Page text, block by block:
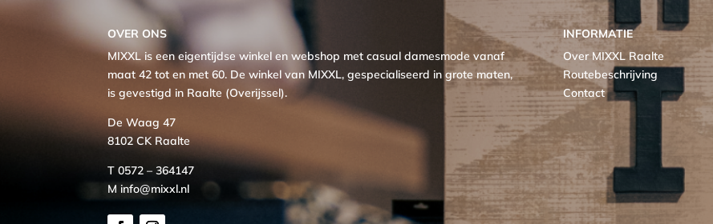
OVER ONS
MIXXL is een eigentijdse winkel en webshop met casual damesmode vanaf
maat 42 tot en met 60. De winkel van MIXXL, gespecialiseerd in grote maten,
is gevestigd in Raalte (Overijssel).
De Waag 47
8102 CK Raalte
T 0572 – 364147
M info@mixxl.nl
INFORMATIE
Over MIXXL Raalte
Routebeschrijving
Contact